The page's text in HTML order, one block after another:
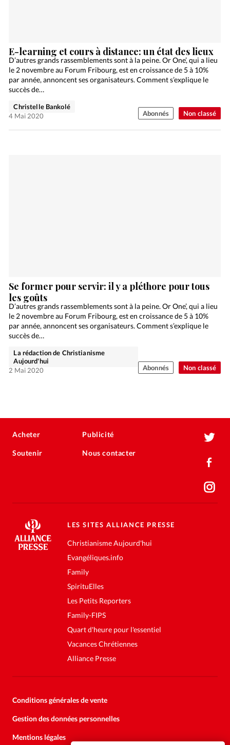
Non classé
E-learning et cours à distance: un état des lieux
D’autres grands rassemblements sont à la peine. Or One’, qui a lieu
le 2 novembre au Forum Fribourg, est en croissance de 5 à 10%
par année, annoncent ses organisateurs. Comment s’explique le
succès de…
Christelle Bankolé
4 Mai 2020
Abonnés
Non classé
Se former pour servir: il y a pléthore pour tous
les goûts
D’autres grands rassemblements sont à la peine. Or One’, qui a lieu
le 2 novembre au Forum Fribourg, est en croissance de 5 à 10%
par année, annoncent ses organisateurs. Comment s’explique le
succès de…
La rédaction de Christianisme
Aujourd'hui
2 Mai 2020
Abonnés
Acheter
Soutenir
Publicité
Nous contacter
LES SITES ALLIANCE PRESSE
Christianisme Aujourd'hui
Evangéliques.info
Family
SpirituElles
Les Petits Reporters
Family-FIPS
Quart d'heure pour l'essentiel
Vacances Chrétiennes
Alliance Presse
Conditions générales de vente
Gestion des données personnelles
Mentions légales